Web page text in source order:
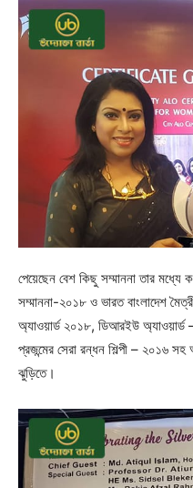
পেয়েছেন বেশ কিছু সম্মাননা তার
সম্মাননা-২০১৮ ও ভারত বাংলাদেশ
অ্যাওয়ার্ড ২০১৮, ডিআরইউ অ্যাওয়ার্ড
প্রজন্মের সেরা রন্ধন শিল্পী – ২০১৬
ঝুড়িতে।